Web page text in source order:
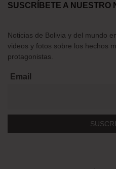
SUSCRÍBETE A NUESTRO
Noticias de Bolivia y del mundo
videos y fotos sobre los hechos
protagonistas.
Email